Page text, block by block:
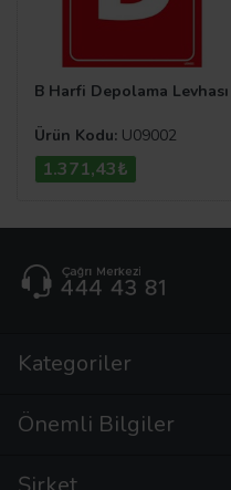
B Harfi Depolama Levhası
Ürün Kodu: U09002
1.371,43₺
Kategoriler
Önemli Bilgiler